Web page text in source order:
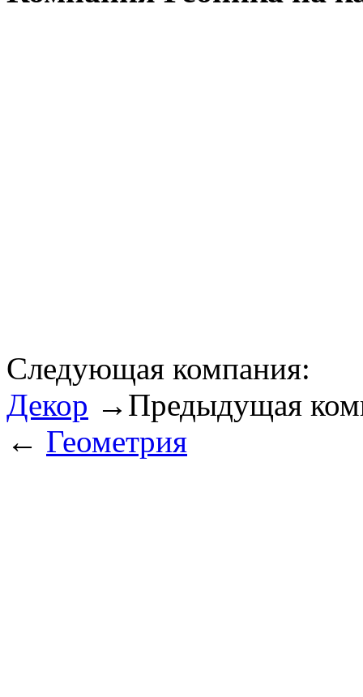
Следующая компания:
Декор → Предыдущая
← Геометрия